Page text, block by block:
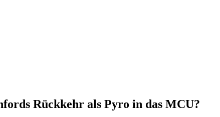
Rückkehr als Pyro in das MCU?